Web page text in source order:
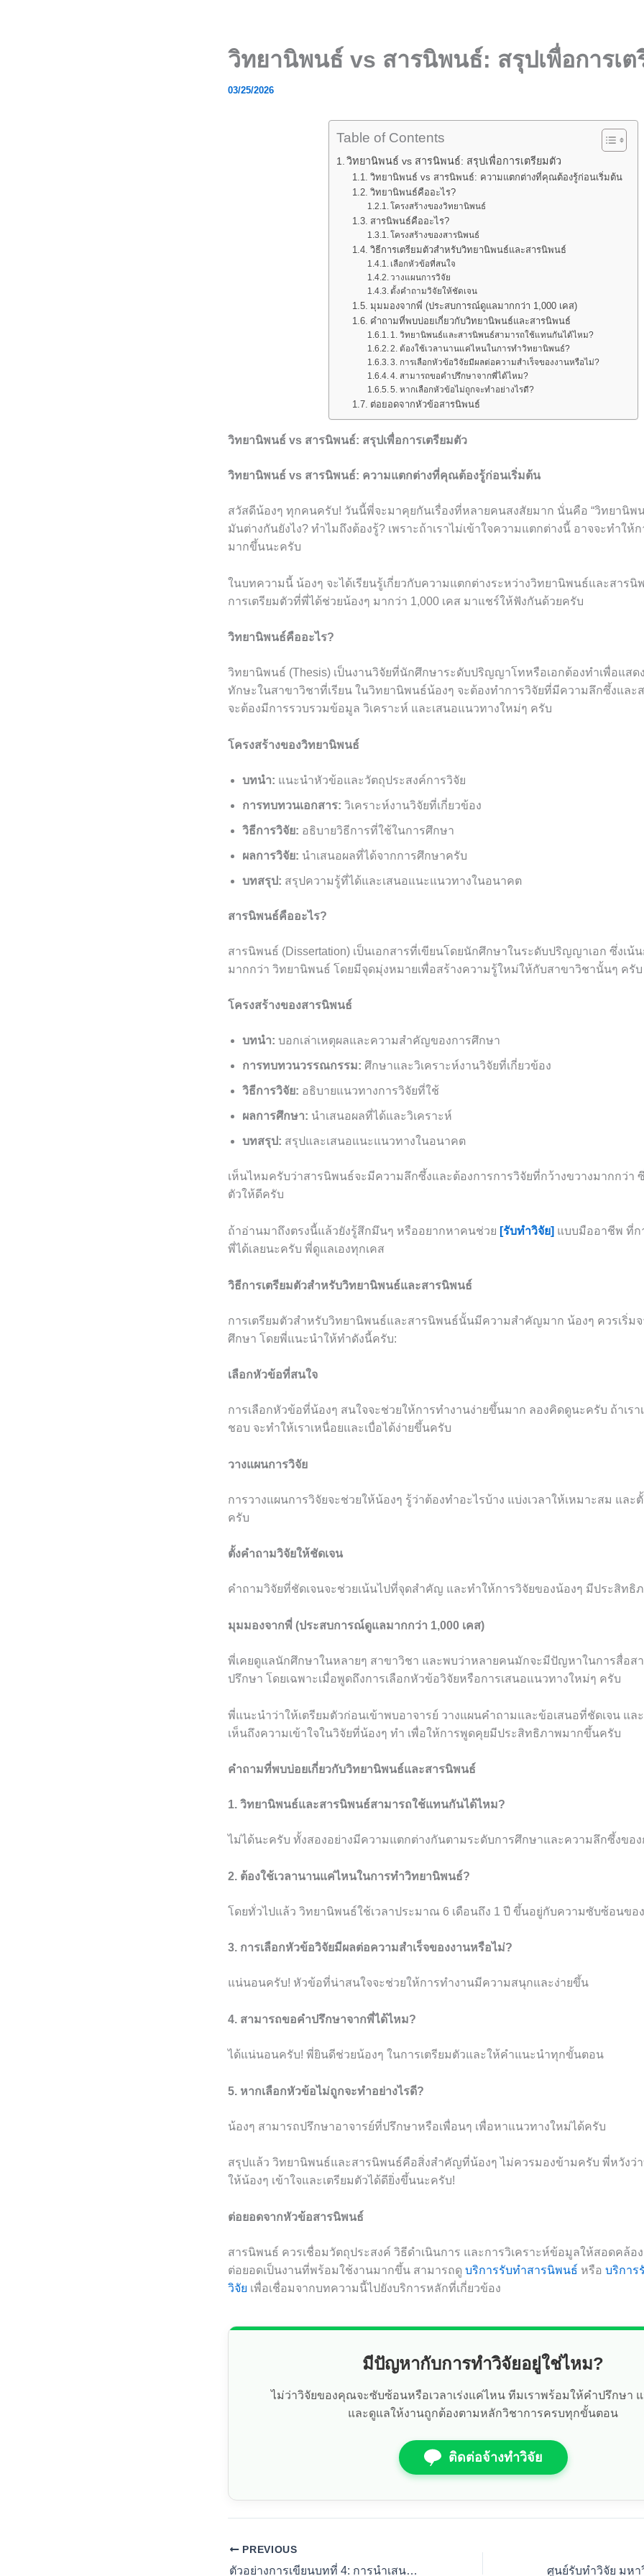
วิทยานิพนธ์ vs สารนิพนธ์: สรุปเพื่อการเต
03/25/2026
Table of Contents
วิทยานิพนธ์ vs สารนิพนธ์: สรุปเพื่อการเตรียมตัว
วิทยานิพนธ์ vs สารนิพนธ์: ความแตกต่างที่คุณต้องรู้ก่อนเริ่มต้น
วิทยานิพนธ์คืออะไร?
โครงสร้างของวิทยานิพนธ์
สารนิพนธ์คืออะไร?
โครงสร้างของสารนิพนธ์
วิธีการเตรียมตัวสำหรับวิทยานิพนธ์และสารนิพนธ์
เลือกหัวข้อที่สนใจ
วางแผนการวิจัย
ตั้งคำถามวิจัยให้ชัดเจน
มุมมองจากพี่ (ประสบการณ์ดูแลมากกว่า 1,000 เคส)
คำถามที่พบบ่อยเกี่ยวกับวิทยานิพนธ์และสารนิพนธ์
1. วิทยานิพนธ์และสารนิพนธ์สามารถใช้แทนกันได้ไหม?
2. ต้องใช้เวลานานแค่ไหนในการทำวิทยานิพนธ์?
3. การเลือกหัวข้อวิจัยมีผลต่อความสำเร็จของงานหรือไม่?
4. สามารถขอคำปรึกษาจากพี่ได้ไหม?
5. หากเลือกหัวข้อไม่ถูกจะทำอย่างไรดี?
ต่อยอดจากหัวข้อสารนิพนธ์
วิทยานิพนธ์ vs สารนิพนธ์: สรุปเพื่อการเตรียมตัว
วิทยานิพนธ์ vs สารนิพนธ์: ความแตกต่างที่คุณต้องรู้ก่อนเริ่มต้น
สวัสดีน้องๆ ทุกคนครับ! วันนี้พี่จะมาคุยกันเรื่องที่หลายคนสงสัยมาก นั่นคือ “วิทยานิพน
มันต่างกันยังไง? ทำไมถึงต้องรู้? เพราะถ้าเราไม่เข้าใจความแตกต่างนี้ อาจจะทำให้
มากขึ้นนะครับ
ในบทความนี้ น้องๆ จะได้เรียนรู้เกี่ยวกับความแตกต่างระหว่างวิทยานิพนธ์และสารนิ
การเตรียมตัวที่พี่ได้ช่วยน้องๆ มากว่า 1,000 เคส มาแชร์ให้ฟังกันด้วยครับ
วิทยานิพนธ์คืออะไร?
วิทยานิพนธ์ (Thesis) เป็นงานวิจัยที่นักศึกษาระดับปริญญาโทหรือเอกต้องทำเพื่อแสด
ทักษะในสาขาวิชาที่เรียน ในวิทยานิพนธ์น้องๆ จะต้องทำการวิจัยที่มีความลึกซึ้งและ
จะต้องมีการรวบรวมข้อมูล วิเคราะห์ และเสนอแนวทางใหม่ๆ ครับ
โครงสร้างของวิทยานิพนธ์
บทนำ: แนะนำหัวข้อและวัตถุประสงค์การวิจัย
การทบทวนเอกสาร: วิเคราะห์งานวิจัยที่เกี่ยวข้อง
วิธีการวิจัย: อธิบายวิธีการที่ใช้ในการศึกษา
ผลการวิจัย: นำเสนอผลที่ได้จากการศึกษาครับ
บทสรุป: สรุปความรู้ที่ได้และเสนอแนะแนวทางในอนาคต
สารนิพนธ์คืออะไร?
สารนิพนธ์ (Dissertation) เป็นเอกสารที่เขียนโดยนักศึกษาในระดับปริญญาเอก ซึ่งเน้
มากกว่า วิทยานิพนธ์ โดยมีจุดมุ่งหมายเพื่อสร้างความรู้ใหม่ให้กับสาขาวิชานั้นๆ ครับ
โครงสร้างของสารนิพนธ์
บทนำ: บอกเล่าเหตุผลและความสำคัญของการศึกษา
การทบทวนวรรณกรรม: ศึกษาและวิเคราะห์งานวิจัยที่เกี่ยวข้อง
วิธีการวิจัย: อธิบายแนวทางการวิจัยที่ใช้
ผลการศึกษา: นำเสนอผลที่ได้และวิเคราะห์
บทสรุป: สรุปและเสนอแนะแนวทางในอนาคต
เห็นไหมครับว่าสารนิพนธ์จะมีความลึกซึ้งและต้องการการวิจัยที่กว้างขวางมากกว่า ซึ่
ตัวให้ดีครับ
ถ้าอ่านมาถึงตรงนี้แล้วยังรู้สึกมึนๆ หรืออยากหาคนช่วย [รับทำวิจัย] แบบมืออาชีพ ที่ก
พี่ได้เลยนะครับ พี่ดูแลเองทุกเคส
วิธีการเตรียมตัวสำหรับวิทยานิพนธ์และสารนิพนธ์
การเตรียมตัวสำหรับวิทยานิพนธ์และสารนิพนธ์นั้นมีความสำคัญมาก น้องๆ ควรเริ่มจ
ศึกษา โดยพี่แนะนำให้ทำดังนี้ครับ:
เลือกหัวข้อที่สนใจ
การเลือกหัวข้อที่น้องๆ สนใจจะช่วยให้การทำงานง่ายขึ้นมาก ลองคิดดูนะครับ ถ้าเร
ชอบ จะทำให้เราเหนื่อยและเบื่อได้ง่ายขึ้นครับ
วางแผนการวิจัย
การวางแผนการวิจัยจะช่วยให้น้องๆ รู้ว่าต้องทำอะไรบ้าง แบ่งเวลาให้เหมาะสม และ
ครับ
ตั้งคำถามวิจัยให้ชัดเจน
คำถามวิจัยที่ชัดเจนจะช่วยเน้นไปที่จุดสำคัญ และทำให้การวิจัยของน้องๆ มีประสิทธิ
มุมมองจากพี่ (ประสบการณ์ดูแลมากกว่า 1,000 เคส)
พี่เคยดูแลนักศึกษาในหลายๆ สาขาวิชา และพบว่าหลายคนมักจะมีปัญหาในการสื่อส
ปรึกษา โดยเฉพาะเมื่อพูดถึงการเลือกหัวข้อวิจัยหรือการเสนอแนวทางใหม่ๆ ครับ
พี่แนะนำว่าให้เตรียมตัวก่อนเข้าพบอาจารย์ วางแผนคำถามและข้อเสนอที่ชัดเจน แล
เห็นถึงความเข้าใจในวิจัยที่น้องๆ ทำ เพื่อให้การพูดคุยมีประสิทธิภาพมากขึ้นครับ
คำถามที่พบบ่อยเกี่ยวกับวิทยานิพนธ์และสารนิพนธ์
1. วิทยานิพนธ์และสารนิพนธ์สามารถใช้แทนกันได้ไหม?
ไม่ได้นะครับ ทั้งสองอย่างมีความแตกต่างกันตามระดับการศึกษาและความลึกซึ้งของ
2. ต้องใช้เวลานานแค่ไหนในการทำวิทยานิพนธ์?
โดยทั่วไปแล้ว วิทยานิพนธ์ใช้เวลาประมาณ 6 เดือนถึง 1 ปี ขึ้นอยู่กับความซับซ้อนขอ
3. การเลือกหัวข้อวิจัยมีผลต่อความสำเร็จของงานหรือไม่?
แน่นอนครับ! หัวข้อที่น่าสนใจจะช่วยให้การทำงานมีความสนุกและง่ายขึ้น
4. สามารถขอคำปรึกษาจากพี่ได้ไหม?
ได้แน่นอนครับ! พี่ยินดีช่วยน้องๆ ในการเตรียมตัวและให้คำแนะนำทุกขั้นตอน
5. หากเลือกหัวข้อไม่ถูกจะทำอย่างไรดี?
น้องๆ สามารถปรึกษาอาจารย์ที่ปรึกษาหรือเพื่อนๆ เพื่อหาแนวทางใหม่ได้ครับ
สรุปแล้ว วิทยานิพนธ์และสารนิพนธ์คือสิ่งสำคัญที่น้องๆ ไม่ควรมองข้ามครับ พี่หวังว่
ให้น้องๆ เข้าใจและเตรียมตัวได้ดียิ่งขึ้นนะครับ!
ต่อยอดจากหัวข้อสารนิพนธ์
สารนิพนธ์ ควรเชื่อมวัตถุประสงค์ วิธีดำเนินการ และการวิเคราะห์ข้อมูลให้สอดคล้อ
ต่อยอดเป็นงานที่พร้อมใช้งานมากขึ้น สามารถดู บริการรับทำสารนิพนธ์ หรือ บริการ
วิจัย เพื่อเชื่อมจากบทความนี้ไปยังบริการหลักที่เกี่ยวข้อง
มีปัญหากับการทำวิจัยอยู่ใช่ไหม?
ไม่ว่าวิจัยของคุณจะซับซ้อนหรือเวลาเร่งแค่ไหน ทีมเราพร้อมให้คำปรึกษา
และดูแลให้งานถูกต้องตามหลักวิชาการครบทุกขั้นตอน
ติดต่อจ้างทำวิจัย
PREVIOUS
ตัวอย่างการเขียนบทที่ 4: การนำเสนอด้วยตารางและแผนภูมิ